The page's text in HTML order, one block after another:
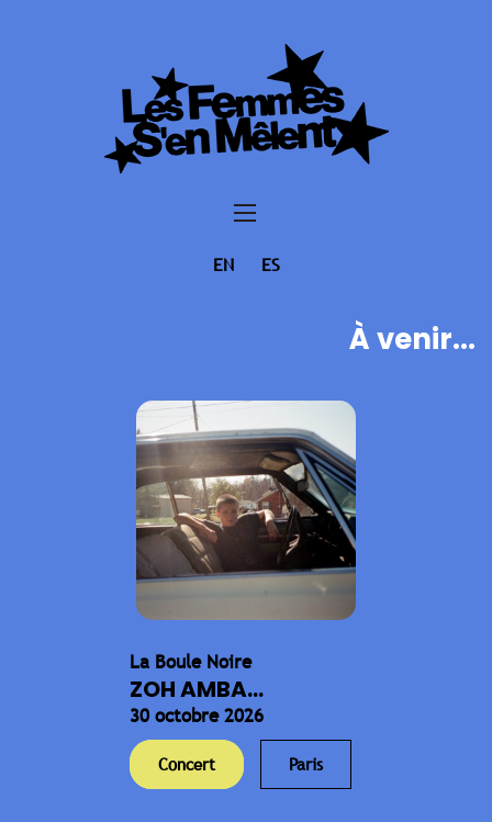
EN ES
À venir...
La Boule Noire
ZOH AMBA...
30 octobre 2026
Concert Paris